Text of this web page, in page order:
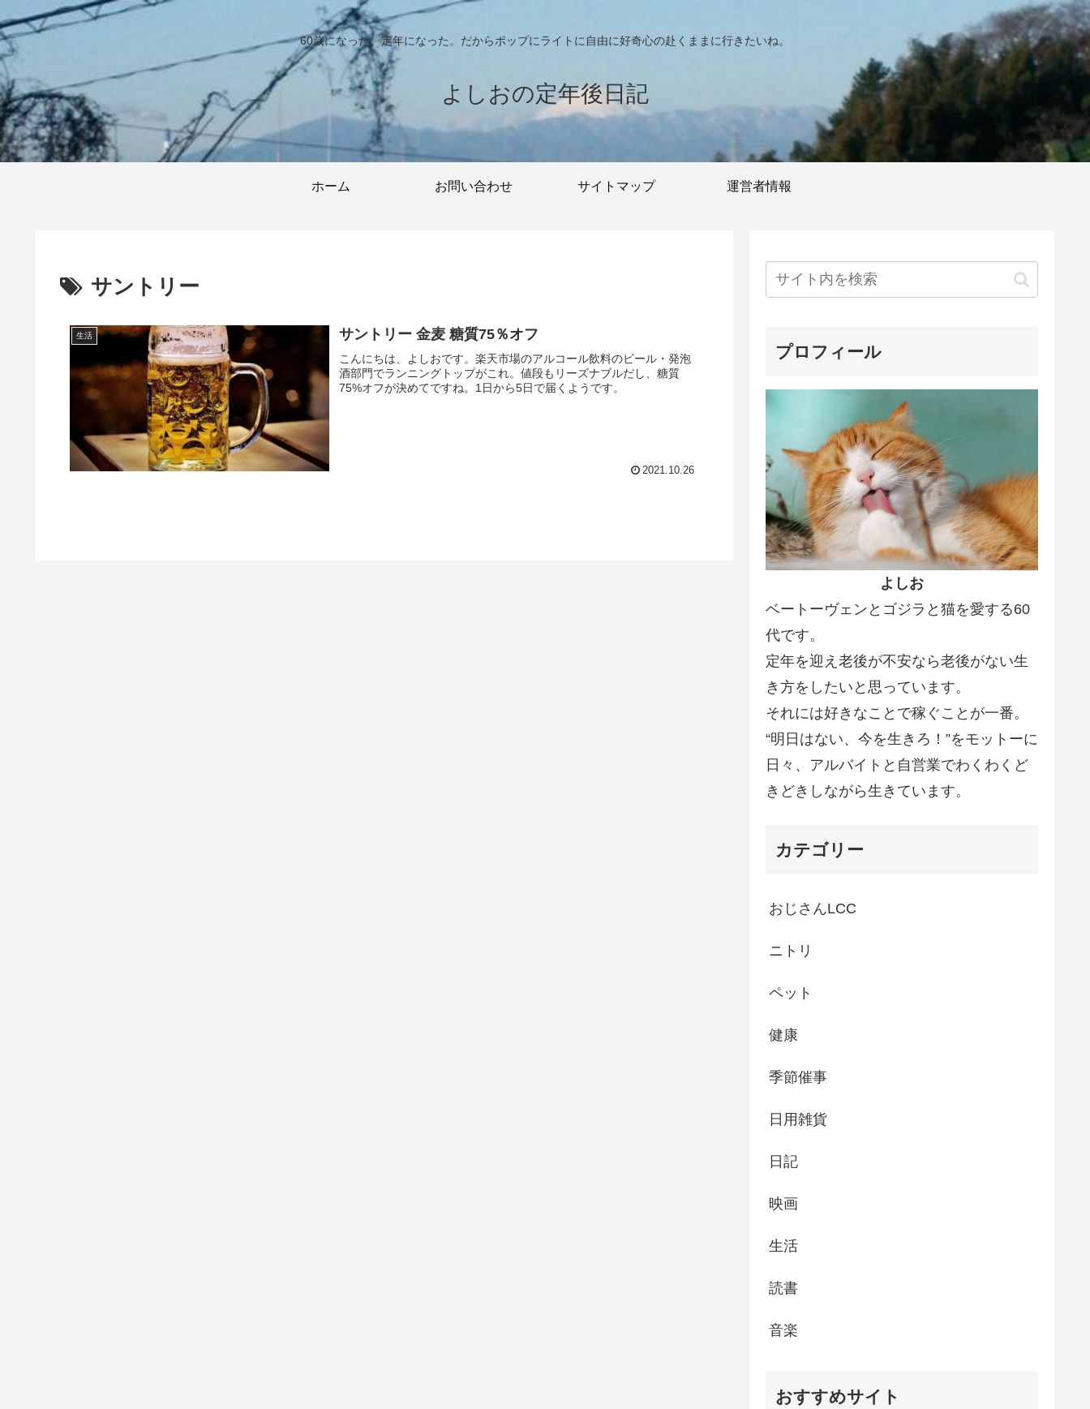
60歳になった、定年になった。だからポップにライトに自由に好奇心の赴くままに行きたいね。
よしおの定年後日記
ホーム お問い合わせ サイトマップ 運営者情報
サントリー
生活 サントリー 金麦 糖質75％オフ
こんにちは、よしおです。楽天市場のアルコール飲料のビール・発泡
酒部門でランニングトップがこれ。値段もリーズナブルだし、糖質
75%オフが決めてですね。1日から5日で届くようです。
2021.10.26
プロフィール
よしお
ベートーヴェンとゴジラと猫を愛する60
代です。
定年を迎え老後が不安なら老後がない生
き方をしたいと思っています。
それには好きなことで稼ぐことが一番。
“明日はない、今を生きろ！”をモットーに
日々、アルバイトと自営業でわくわくど
きどきしながら生きています。
カテゴリー
おじさんLCC
ニトリ
ペット
健康
季節催事
日用雑貨
日記
映画
生活
読書
音楽
おすすめサイト